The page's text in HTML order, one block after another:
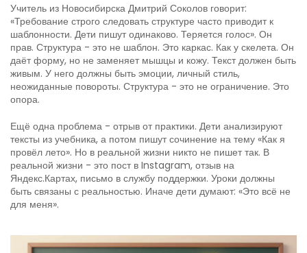
Учитель из Новосибирска Дмитрий Соколов говорит:
«Требование строго следовать структуре часто приводит к
шаблонности. Дети пишут одинаково. Теряется голос». Он
прав. Структура - это не шаблон. Это каркас. Как у скелета. Он
даёт форму, но не заменяет мышцы и кожу. Текст должен быть
живым. У него должны быть эмоции, личный стиль,
неожиданные повороты. Структура - это не ограничение. Это
опора.
Ещё одна проблема - отрыв от практики. Дети анализируют
тексты из учебника, а потом пишут сочинение на тему «Как я
провёл лето». Но в реальной жизни никто не пишет так. В
реальной жизни - это пост в Instagram, отзыв на
Яндекс.Картах, письмо в службу поддержки. Уроки должны
быть связаны с реальностью. Иначе дети думают: «Это всё не
для меня».